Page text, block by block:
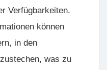
Verfügbarkeiten.
können
in den
was zu